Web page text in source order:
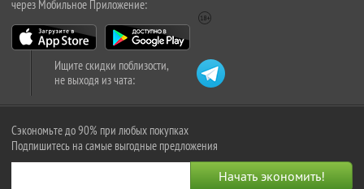
через Мобильное Приложение:
Ищите скидки поблизости,
не выходя из чата:
Сэкономьте до 90% при любых покупках
Подпишитесь на самые выгодные предложения